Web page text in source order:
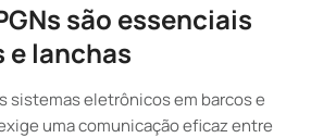
são essenciais
e lanchas
sistemas eletrônicos em barcos e
uma comunicação eficaz entre